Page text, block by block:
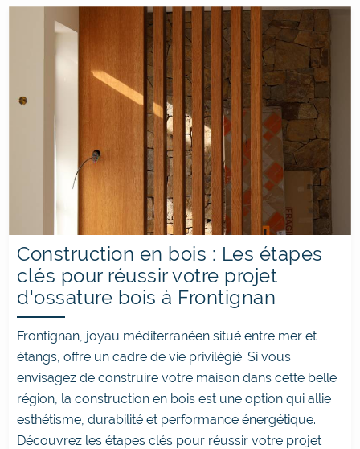
Construction en bois : Les étapes
clés pour réussir votre projet
d'ossature bois à Frontignan
Frontignan, joyau méditerranéen situé entre mer et
étangs, offre un cadre de vie privilégié. Si vous
envisagez de construire votre maison dans cette belle
région, la construction en bois est une option qui allie
esthétisme, durabilité et performance énergétique.
Découvrez les étapes clés pour réussir votre projet